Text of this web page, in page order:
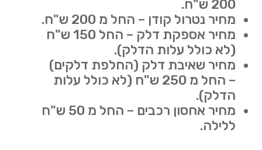
200 ש"ח.
מחיר נטרול קודן – החל מ 200 ש"ח.
מחיר אספקת דלק – החל 150 ש"ח
(לא כולל עלות הדלק).
מחיר שאיבת דלק (החלפת דלקים)
– החל מ 250 ש"ח (לא כולל עלות
הדלק).
מחיר אחסון רכבים – החל מ 50 ש"ח
ללילה.